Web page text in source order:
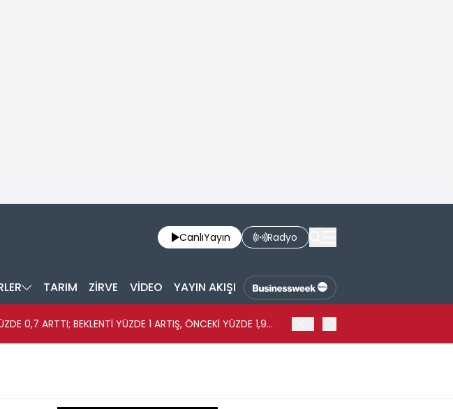
CanlıYayın Radyo
TARIM ZİRVE VİDEO YAYIN AKIŞI
0,7 ARTTI; BEKLENTİ YÜZDE 1 ARTIŞ, ÖNCEKİ YÜZDE 1,9